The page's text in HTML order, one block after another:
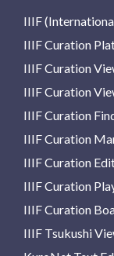
IIIF
IIIF Curation
IIIF Curation
IIIF Curation
IIIF Curation
IIIF Curation
IIIF Curation
IIIF Curation
IIIF Curation
IIIF Tsukushi